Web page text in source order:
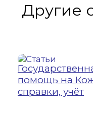
Другие
помощь на
справки, учёт